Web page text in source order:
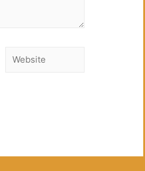
Website